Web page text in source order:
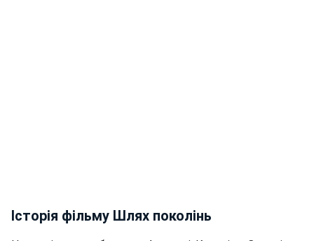
Історія фільму Шлях поколінь